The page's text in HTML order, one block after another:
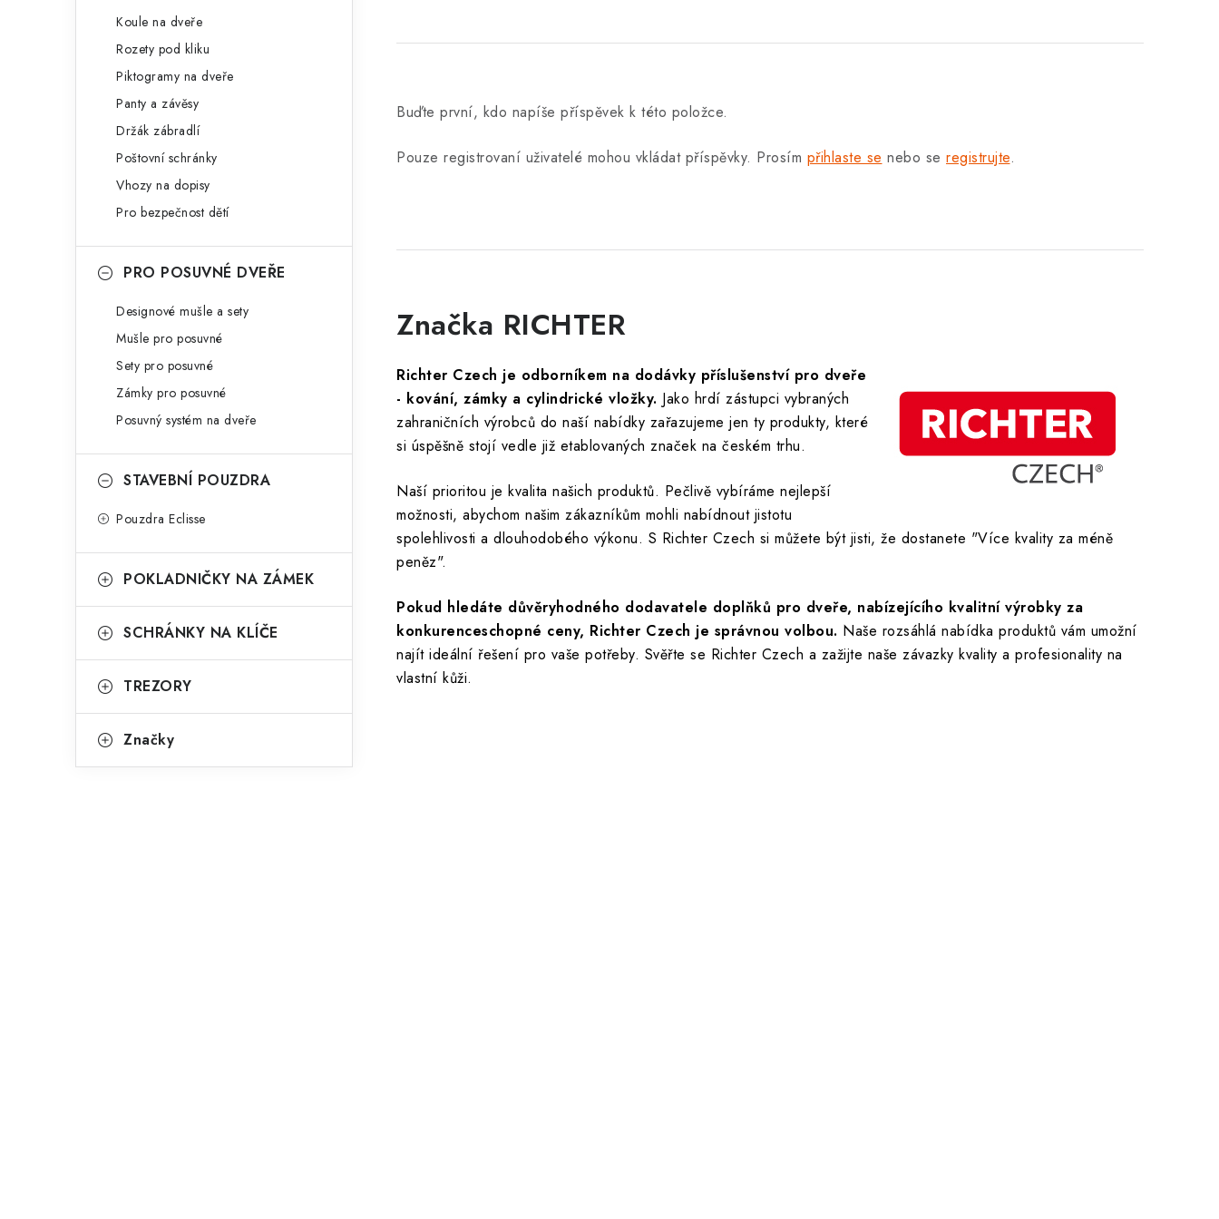
Koule na dveře
Rozety pod kliku
Piktogramy na dveře
Panty a závěsy
Držák zábradlí
Poštovní schránky
Vhozy na dopisy
Pro bezpečnost dětí
PRO POSUVNÉ DVEŘE
Designové mušle a sety
Mušle pro posuvné
Sety pro posuvné
Zámky pro posuvné
Posuvný systém na dveře
STAVEBNÍ POUZDRA
Pouzdra Eclisse
POKLADNIČKY NA ZÁMEK
SCHRÁNKY NA KLÍČE
TREZORY
Značky
Buďte první, kdo napíše příspěvek k této položce.
Pouze registrovaní uživatelé mohou vkládat příspěvky. Prosím přihlaste se nebo se registrujte.
Značka RICHTER
Richter Czech je odborníkem na dodávky příslušenství pro dveře
- kování, zámky a cylindrické vložky. Jako hrdí zástupci vybraných
zahraničních výrobců do naší nabídky zařazujeme jen ty produkty, které
si úspěšně stojí vedle již etablovaných značek na českém trhu.
Naší prioritou je kvalita našich produktů. Pečlivě vybíráme nejlepší
možnosti, abychom našim zákazníkům mohli nabídnout jistotu
spolehlivosti a dlouhodobého výkonu. S Richter Czech si můžete být jisti, že dostanete "Více kvality za méně
peněz".
Pokud hledáte důvěryhodného dodavatele doplňků pro dveře, nabízejícího kvalitní výrobky za
konkurenceschopné ceny, Richter Czech je správnou volbou. Naše rozsáhlá nabídka produktů vám umožní
najít ideální řešení pro vaše potřeby. Svěřte se Richter Czech a zažijte naše závazky kvality a profesionality na
vlastní kůži.